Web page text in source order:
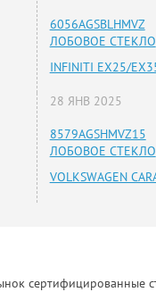
6056AGSBLHMVZ
ЛОБОВОЕ СТЕКЛО
INFINITI EX25/
28 ЯНВ 2025
8579AGSHMVZ15
ЛОБОВОЕ СТЕКЛО
VOLKSWAGEN
сертифицированные